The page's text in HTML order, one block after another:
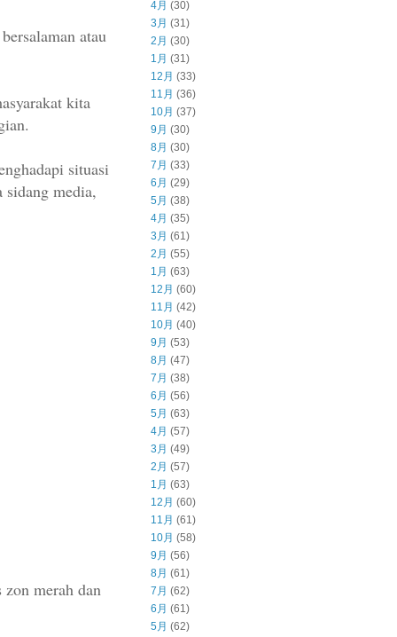
atau
kita
situasi
sidang media,
zon merah dan
4月 (30)
3月 (31)
2月 (30)
1月 (31)
12月 (33)
11月 (36)
10月 (37)
9月 (30)
8月 (30)
7月 (33)
6月 (29)
5月 (38)
4月 (35)
3月 (61)
2月 (55)
1月 (63)
12月 (60)
11月 (42)
10月 (40)
9月 (53)
8月 (47)
7月 (38)
6月 (56)
5月 (63)
4月 (57)
3月 (49)
2月 (57)
1月 (63)
12月 (60)
11月 (61)
10月 (58)
9月 (56)
8月 (61)
7月 (62)
6月 (61)
5月 (62)